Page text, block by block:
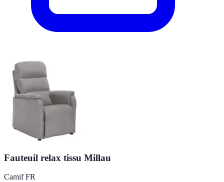
Fauteuil relax tissu Millau
Camif FR